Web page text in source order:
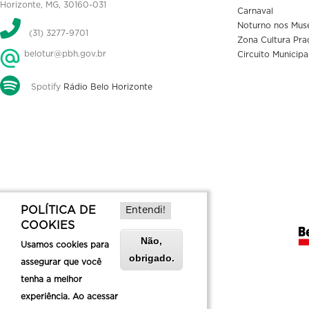
Horizonte, MG, 30160-031
(31) 3277-9701
belotur@pbh.gov.br
Spotify Rádio Belo Horizonte
Carnaval
Noturno nos
Zona Cultura
Circuito
POLÍTICA DE
COOKIES
Usamos cookies para
assegurar que você
tenha a melhor
experiência. Ao acessar
Entendi!
Não,
obrigado.